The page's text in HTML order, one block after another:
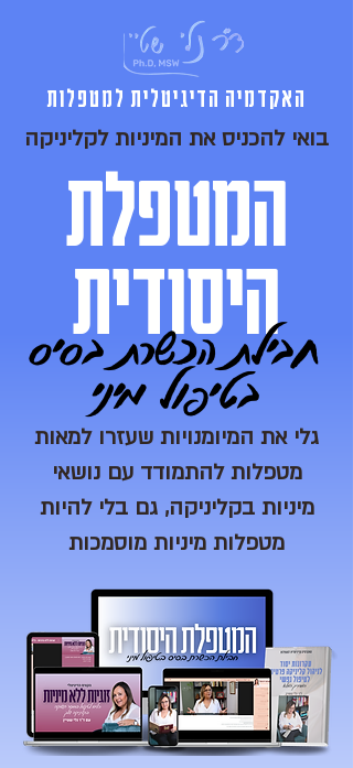
האקדמיה הדיגיטלית למטפלות
בואי להכניס את המיניות לקליניקה
המטפלת
היסודית
חבילת הכשרת בסיס
בטיפול מיני
גלי את המיומנויות שעזרו למאות
מטפלות להתמודד עם נושאי
מיניות בקליניקה, גם בלי להיות
מטפלות מיניות מוסמכות